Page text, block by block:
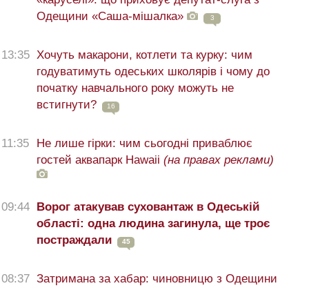
Одещини «Саша-мішалка»
3
13:35 Хочуть макарони, котлети та курку: чим
годуватимуть одеських школярів і чому до
початку навчального року можуть не
встигнути?
16
11:35
Не лише гірки: чим сьогодні приваблює
гостей аквапарк Hawaii (на правах реклами)
09:44
Ворог атакував суховантаж в Одеській
області: одна людина загинула, ще троє
постраждали
45
08:37 Затримана за хабар: чиновницю з Одещини